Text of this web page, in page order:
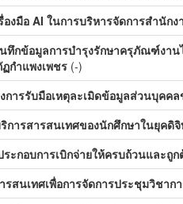
องมือ AI ในการบริหารจัดการสำนั
กข้อมูลการบำรุงรักษาครุภัณฑ์งาน
กำแพงเพชร (-)
ารรับมือเหตุละเมิดข้อมูลส่วนบุคค
การสารสนเทศของนักศึกษาในยุคดิ
ระกอบการเบิกจ่ายให้ครบถ้วนและ
สนเทศเพื่อการจัดการประชุมวิชา